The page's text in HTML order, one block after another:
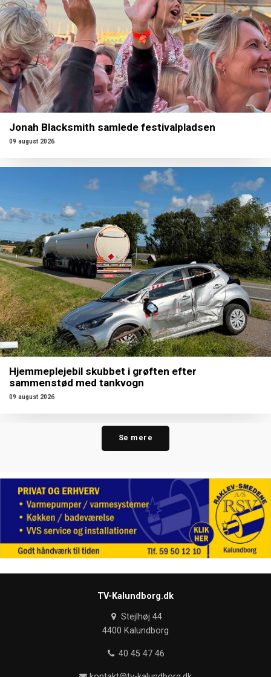
Jonah Blacksmith samlede festivalpladsen
09 august 2026
Hjemmeplejebil skubbet i grøften efter
sammenstød med tankvogn
09 august 2026
Se mere
TV-Kalundborg.dk
Stejlhøj 44
4400 Kalundborg
40 45 47 46